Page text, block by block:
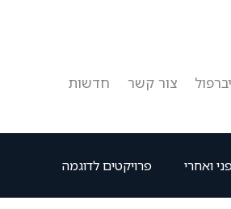
צור קשר חדשות
ואחרי פרויקטים לדוגמה